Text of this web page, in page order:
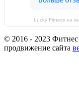
Lucky Fitness на
© 2016 - 2023 Фитнес
продвижение сайта